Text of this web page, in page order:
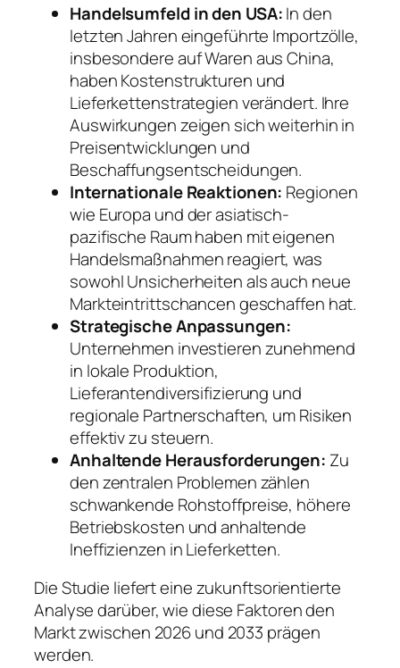
Handelsumfeld in den USA:In den
letzten Jahren eingeführte Importzölle,
insbesondere auf Waren aus China,
haben Kostenstrukturen und
Lieferkettenstrategien verändert. Ihre
Auswirkungen zeigen sich weiterhin in
Preisentwicklungen und
Beschaffungsentscheidungen.
Internationale Reaktionen: Regionen
wie Europa und der asiatisch-
pazifische Raum haben mit eigenen
Handelsmaßnahmen reagiert, was
sowohl Unsicherheiten als auch neue
Markteintrittschancen geschaffen hat.
Strategische Anpassungen:
Unternehmen investieren zunehmend
in lokale Produktion,
Lieferantendiversifizierung und
regionale Partnerschaften, um Risiken
effektiv zu steuern.
Anhaltende Herausforderungen: Zu
den zentralen Problemen zählen
schwankende Rohstoffpreise, höhere
Betriebskosten und anhaltende
Ineffizienzen in Lieferketten.
Die Studie liefert eine zukunftsorientierte
Analyse darüber, wie diese Faktoren den
Markt zwischen 2026 und 2033 prägen
werden.